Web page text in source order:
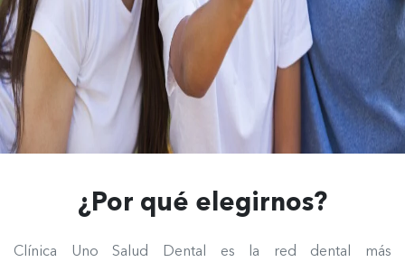
¿Por qué elegirnos?
Clínica Uno Salud Dental es la red dental más